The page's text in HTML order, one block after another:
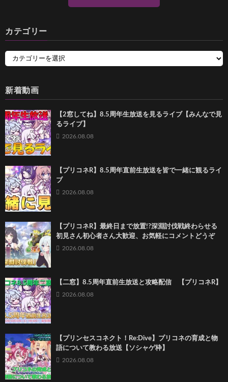
カテゴリー
新着動画
【2窓してね】8.5周年生放送を見るライブ【みんなで見
るライブ】
2026.08.08
【プリコネR】8.5周年直前生放送を皆で一緒に観るライ
ブ
2026.08.08
【プリコネR】最終日まで放置!?深淵討伐戦終わらせる
初見さん初心者さん大歓迎、お気軽にコメントどうぞ
2026.08.08
【二窓】8.5周年直前生放送と攻略配信 【プリコネR】
2026.08.08
【プリンセスコネクト！Re:Dive】プリコネの育成と物
語について教わる放送【ソシャゲ枠】
2026.08.08